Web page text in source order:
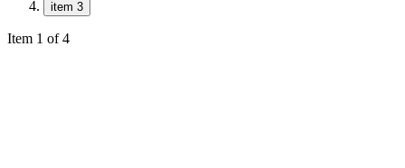
item 3
Item 1 of 4